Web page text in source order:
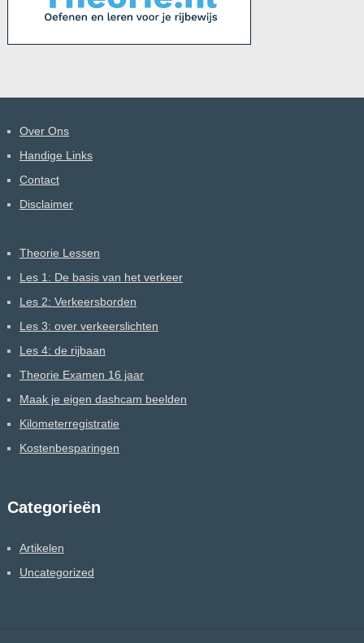
Over Ons
Handige Links
Contact
Disclaimer
Theorie Lessen
Les 1: De basis van het verkeer
Les 2: Verkeersborden
Les 3: over verkeerslichten
Les 4: de rijbaan
Theorie Examen 16 jaar
Maak je eigen dashcam beelden
Kilometerregistratie
Kostenbesparingen
Categorieën
Artikelen
Uncategorized